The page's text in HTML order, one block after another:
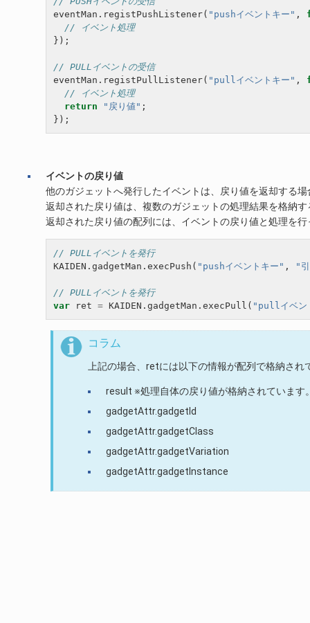
eventMan . registPushListener( "pushイベントキー" ,
// イベント処理
});
// PULLイベントの受信
eventMan . registPullListener( "pullイベントキー" ,
// イベント処理
return
"戻り値" ;
});
イベントの戻り値
他のガジェットへ発行したイベントは、戻り値を返却する
返却された戻り値は、複数のガジェットの処理結果を格納
返却された戻り値の配列には、イベントの戻り値と処理を
// PULLイベントを発行
KAIDEN . gadgetMan . execPush ( "pushイベントキー" , "
// PULLイベントを発行
var
ret = KAIDEN . gadgetMan . execPull ( "pullイベン
コラム
上記の場合、retには以下の情報が配列で格納され
result ※処理自体の戻り値が格納されています
gadgetAttr.gadgetId
gadgetAttr.gadgetClass
gadgetAttr.gadgetVariation
gadgetAttr.gadgetInstance